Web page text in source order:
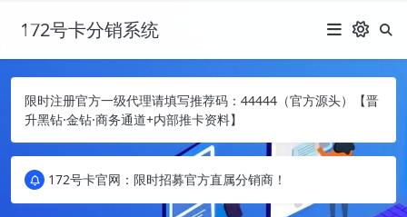
172号卡分销系统
限时注册官方一级代理请填写推荐码：44444（官方源头）【晋
升黑钻·金钻·商务通道+内部推卡资料】
172号卡官网：限时招募官方直属分销商！
172号卡官网：限时招募官方直属分销商！
172号卡官网：限时招募官方直属分销商！